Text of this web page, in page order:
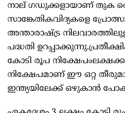
നാല് ഗഡുക്കളായാണ് തുക
സാങ്കേതികവിദ്യകളെ
അന്താരാഷ്ട്ര
പദ്ധതി
കോടി രൂപ
നിക്ഷേപമാണ് ഈ ഒറ്റ
ഇന്ത്യയിലേക്ക് ഒഴുകാന്‍